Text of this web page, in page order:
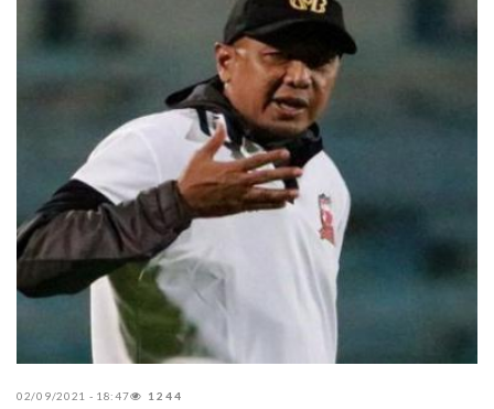
02/09/2021 - 18:47 1244